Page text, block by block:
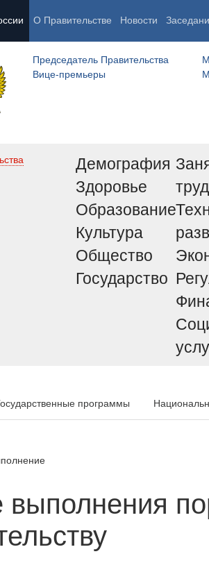
О Правительстве Новости
Председатель Правительства
Вице-премьеры
Демография
Здоровье
Образование
Культура
Общество
Государство
труд
программы